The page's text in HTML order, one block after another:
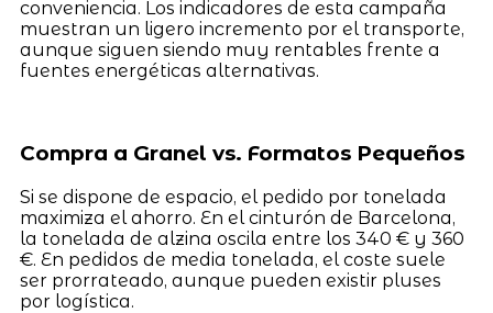
conveniencia. Los indicadores de esta campaña
muestran un ligero incremento por el transporte,
aunque siguen siendo muy rentables frente a
fuentes energéticas alternativas.
Compra a Granel vs. Formatos Pequeños
Si se dispone de espacio, el pedido por tonelada
maximiza el ahorro. En el cinturón de Barcelona,
la tonelada de alzina oscila entre los 340 € y 360
€. En pedidos de media tonelada, el coste suele
ser prorrateado, aunque pueden existir pluses
por logística.